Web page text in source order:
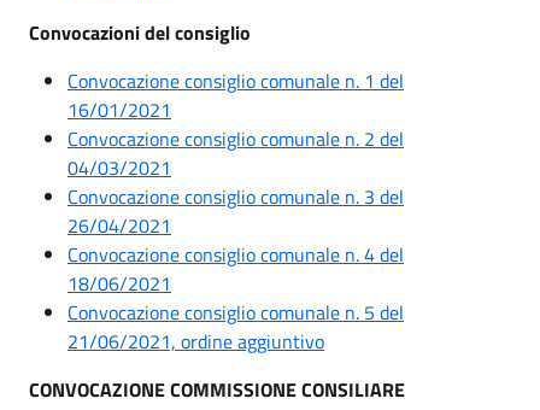
Convocazioni del consiglio
Convocazione consiglio comunale n. 1 del
16/01/2021
Convocazione consiglio comunale n. 2 del
04/03/2021
Convocazione consiglio comunale n. 3 del
26/04/2021
Convocazione consiglio comunale n. 4 del
18/06/2021
Convocazione consiglio comunale n. 5 del
21/06/2021, ordine aggiuntivo
CONVOCAZIONE COMMISSIONE CONSILIARE